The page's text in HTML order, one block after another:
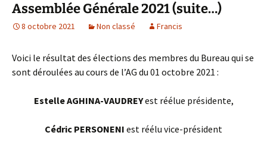
Assemblée Générale 2021 (suite…)
8 octobre 2021 Non classé Francis
Voici le résultat des élections des membres du Bureau qui se
sont déroulées au cours de l’AG du 01 octobre 2021 :
Estelle AGHINA-VAUDREYest réélue présidente,
Cédric PERSONENI est réélu vice-président